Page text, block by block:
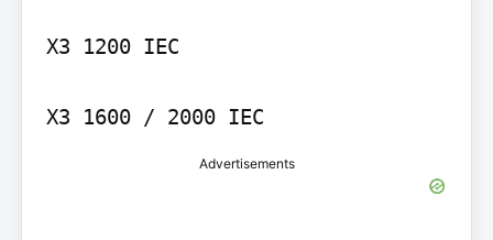
X3 1200 IEC
X3 1600 / 2000 IEC
Advertisements